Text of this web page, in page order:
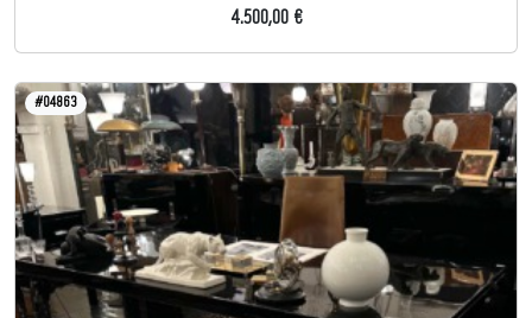
4.500,00 €
#04863